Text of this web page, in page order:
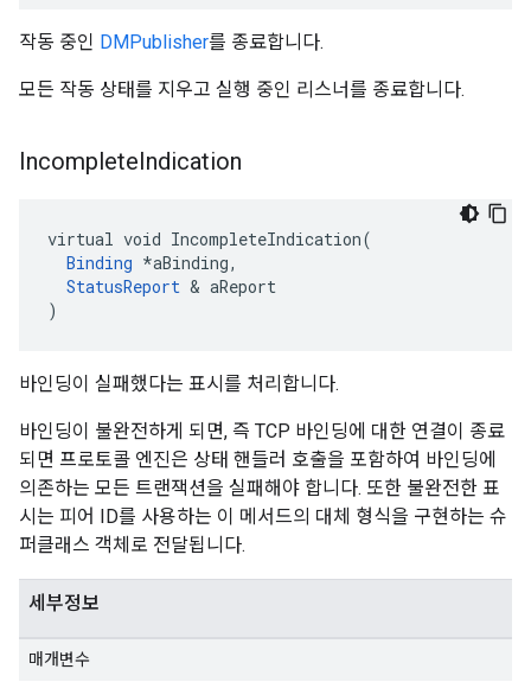
작동 중인 DMPublisher를 종료합니다.
모든 작동 상태를 지우고 실행 중인 리스너를 종료합니다.
IncompleteIndication
virtual void IncompleteIndication(
Binding *aBinding,
StatusReport & aReport
)
바인딩이 실패했다는 표시를 처리합니다.
바인딩이 불완전하게 되면, 즉 TCP 바인딩에 대한 연결이 종료
되면 프로토콜 엔진은 상태 핸들러 호출을 포함하여 바인딩에
의존하는 모든 트랜잭션을 실패해야 합니다. 또한 불완전한 표
시는 피어 ID를 사용하는 이 메서드의 대체 형식을 구현하는 슈
퍼클래스 객체로 전달됩니다.
세부정보
매개변수